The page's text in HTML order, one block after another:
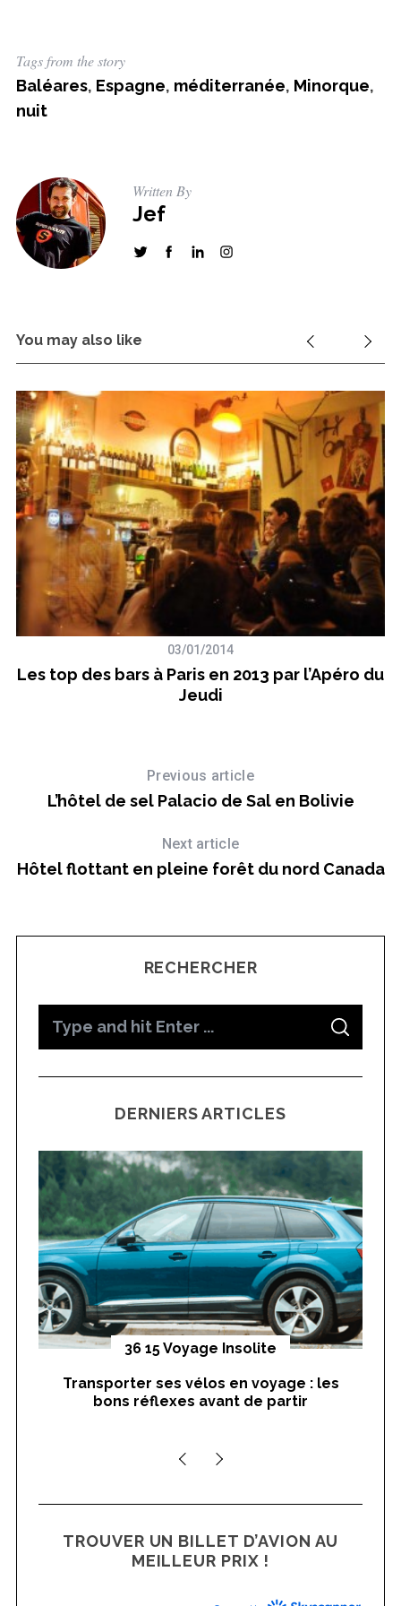
Tags from the story
Baléares, Espagne, méditerranée, Minorque,
nuit
Written By
Jef
You may also like
03/01/2014
Les top des bars à Paris en 2013 par l’Apéro du
Jeudi
Previous article
L’hôtel de sel Palacio de Sal en Bolivie
Next article
Hôtel flottant en pleine forêt du nord Canada
RECHERCHER
f
o
r
:
S
A
C
DERNIERS ARTICLES
36 15 Voyage Insolite
Transporter ses vélos en voyage : les
bons réflexes avant de partir
TROUVER UN BILLET D’AVION AU
MEILLEUR PRIX !